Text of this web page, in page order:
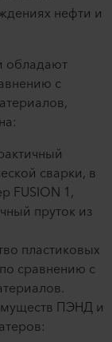
нефти и
обладают
с
сварки, в
FUSION 1,
пруток из
пластиковых
сравнению с
ПЭНД и